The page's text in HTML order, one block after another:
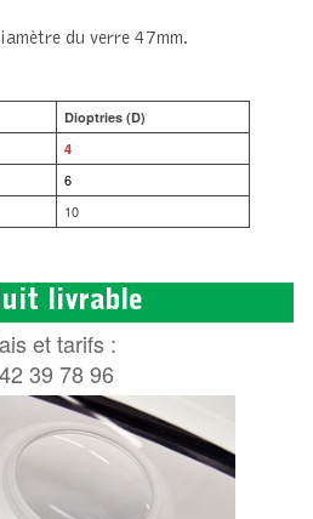
du verre 47mm.
Dioptries (D)
4
6
10
livrable
et tarifs :
39 78 96